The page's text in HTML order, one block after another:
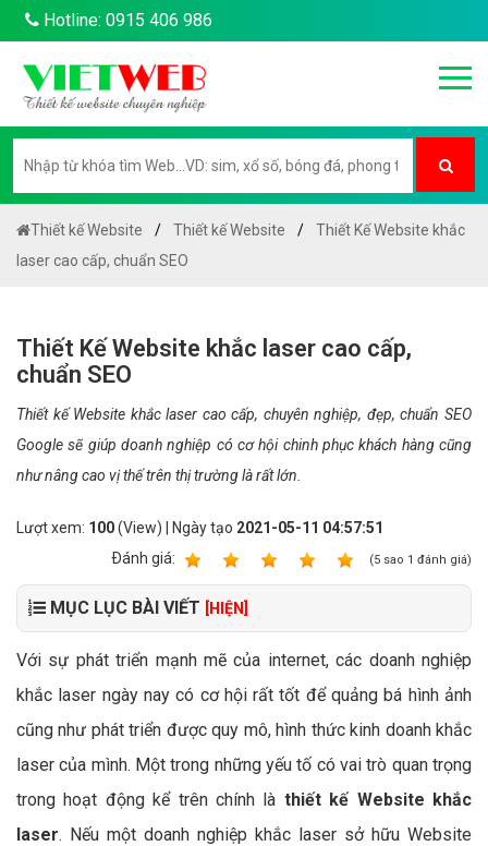
Hotline: 0915 406 986
Thiết kế Website Thiết kế Website
Thiết Kế Website khắc
laser cao cấp, chuẩn SEO
Thiết Kế Website khắc laser cao cấp,
chuẩn SEO
Thiết kế Website khắc laser cao cấp, chuyên nghiệp, đẹp, chuẩn SEO
Google sẽ giúp doanh nghiệp có cơ hội chinh phục khách hàng cũng
như nâng cao vị thế trên thị trường là rất lớn.
Lượt xem: 100(View) | Ngày tạo 2021-05-11 04:57:51
Ðánh giá:
(5 sao 1 đánh giá)
MỤC LỤC BÀI VIẾT [HIỆN]
Với sự phát triển mạnh mẽ của internet, các doanh nghiệp
khắc laser ngày nay có cơ hội rất tốt để quảng bá hình ảnh
cũng như phát triển được quy mô, hình thức kinh doanh khắc
laser của mình. Một trong những yếu tố có vai trò quan trọng
trong hoạt động kể trên chính là thiết kế Website khắc
laser. Nếu một doanh nghiệp khắc laser sở hữu Website